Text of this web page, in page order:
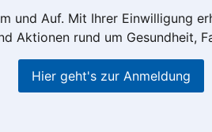
und Auf. Mit Ihrer Einwilligung
Aktionen rund um Gesundheit,
Hier geht's zur Anmeldung